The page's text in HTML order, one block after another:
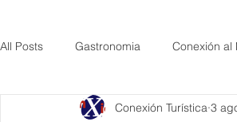
All Posts Gastronomia Conexión al
Conexión Turística 3